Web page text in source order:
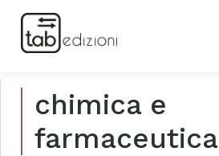
chimica e
farmaceutica